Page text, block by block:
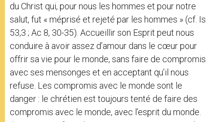
du Christ qui, pour nous les hommes et pour notre
salut, fut « méprisé et rejeté par les hommes » (cf. Is
53,3 ; Ac 8, 30-35). Accueillir son Esprit peut nous
conduire à avoir assez d’amour dans le cœur pour
offrir sa vie pour le monde, sans faire de compromis
avec ses mensonges et en acceptant qu’il nous
refuse. Les compromis avec le monde sont le
danger : le chrétien est toujours tenté de faire des
compromis avec le monde, avec l’esprit du monde.